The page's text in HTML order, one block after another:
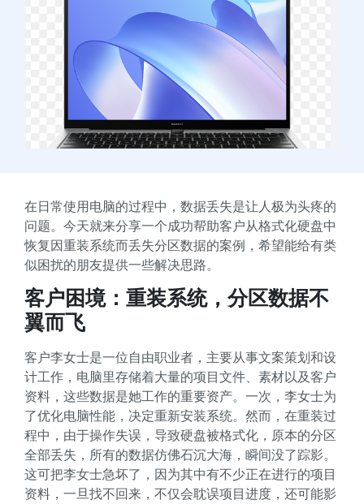
在日常使用电脑的过程中，数据丢失是让人极为头疼的
问题。今天就来分享一个成功帮助客户从格式化硬盘中
恢复因重装系统而丢失分区数据的案例，希望能给有类
似困扰的朋友提供一些解决思路。
客户困境：重装系统，分区数据不
翼而飞
客户李女士是一位自由职业者，主要从事文案策划和设
计工作，电脑里存储着大量的项目文件、素材以及客户
资料，这些数据是她工作的重要资产。一次，李女士为
了优化电脑性能，决定重新安装系统。然而，在重装过
程中，由于操作失误，导致硬盘被格式化，原本的分区
全部丢失，所有的数据仿佛石沉大海，瞬间没了踪影。
这可把李女士急坏了，因为其中有不少正在进行的项目
资料，一旦找不回来，不仅会耽误项目进度，还可能影